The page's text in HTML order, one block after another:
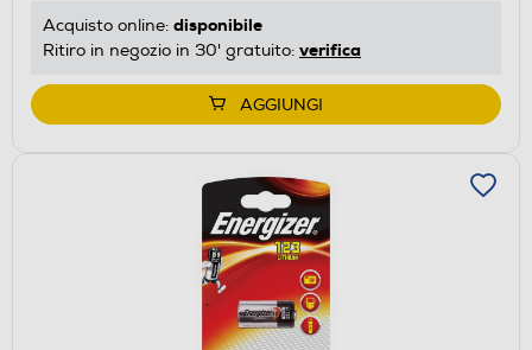
Acquisto online: disponibile
Ritiro in negozio in 30' gratuito: verifica
AGGIUNGI